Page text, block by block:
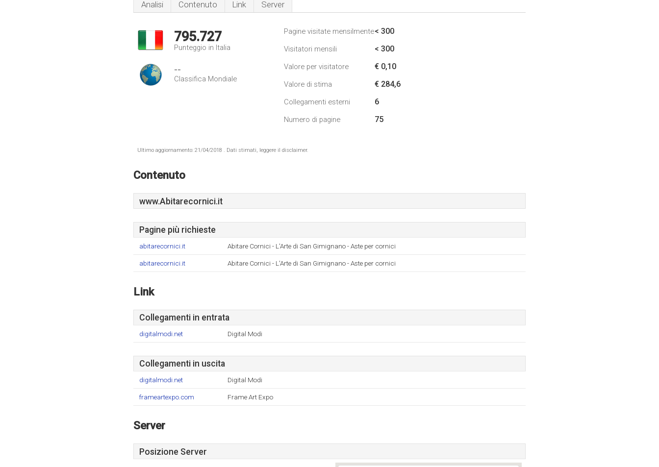
Analisi Contenuto Link Server
795.727
Punteggio in Italia
--
Classifica Mondiale
Pagine visitate mensilmente< 300
Visitatori mensili < 300
Valore per visitatore € 0,10
Valore di stima € 284,6
Collegamenti esterni 6
Numero di pagine 75
Ultimo aggiornamento: 21/04/2018 . Dati stimati, leggere il disclaimer.
Contenuto
www.Abitarecornici.it
Pagine più richieste
abitarecornici.it Abitare Cornici - L'Arte di San Gimignano - Aste per cornici
abitarecornici.it Abitare Cornici - L'Arte di San Gimignano - Aste per cornici
Link
Collegamenti in entrata
digitalmodi.net Digital Modi
Collegamenti in uscita
digitalmodi.net Digital Modi
frameartexpo.com Frame Art Expo
Server
Posizione Server